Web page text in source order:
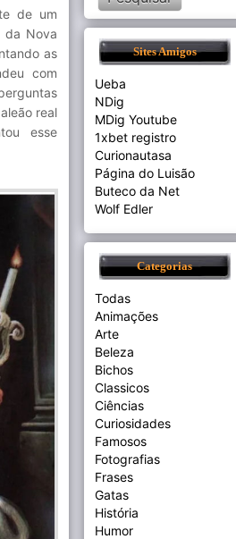
de um
da Nova
as
com
real
esse
Sites Amigos
Ueba
NDig
MDig Youtube
1xbet registro
Curionautasa
Página do Luisão
Buteco da Net
Wolf Edler
Categorias
Todas
Animações
Arte
Beleza
Bichos
Classicos
Ciências
Curiosidades
Famosos
Fotografias
Frases
Gatas
História
Humor